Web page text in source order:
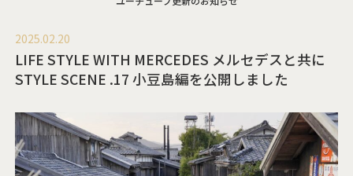
2025.02.20
LIFE STYLE WITH MERCEDES メルセデスと共に
STYLE SCENE .17 小豆島編を公開しました